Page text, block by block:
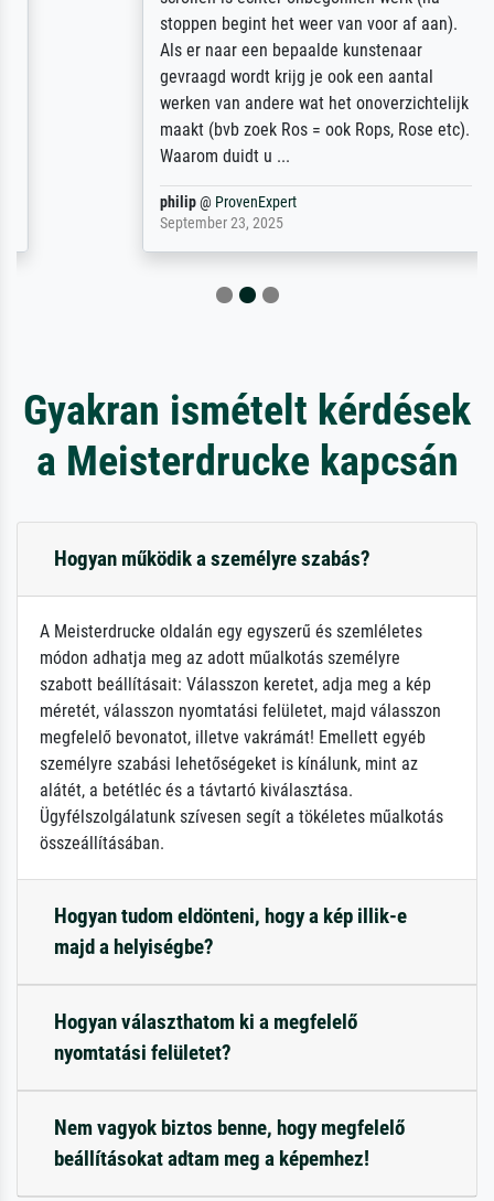
stoppen begint het weer van voor af aan).
Als er naar een bepaalde kunstenaar
gevraagd wordt krijg je ook een aantal
werken van andere wat het onoverzichtelijk
maakt (bvb zoek Ros = ook Rops, Rose etc).
Waarom duidt u ...
ProvenExpert
September 23, 2025
Gyakran ismételt kérdések
a Meisterdrucke kapcsán
Hogyan működik a személyre szabás?
A Meisterdrucke oldalán egy egyszerű és szemléletes
módon adhatja meg az adott műalkotás személyre
szabott beállításait: Válasszon keretet, adja meg a kép
méretét, válasszon nyomtatási felületet, majd válasszon
megfelelő bevonatot, illetve vakrámát! Emellett egyéb
személyre szabási lehetőségeket is kínálunk, mint az
alátét, a betétléc és a távtartó kiválasztása.
Ügyfélszolgálatunk szívesen segít a tökéletes műalkotás
összeállításában.
Hogyan tudom eldönteni, hogy a kép illik-e
majd a helyiségbe?
Hogyan választhatom ki a megfelelő
nyomtatási felületet?
Nem vagyok biztos benne, hogy megfelelő
beállításokat adtam meg a képemhez!